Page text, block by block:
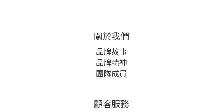
關於我們
品牌故事
品牌精神
團隊成員
顧客服務